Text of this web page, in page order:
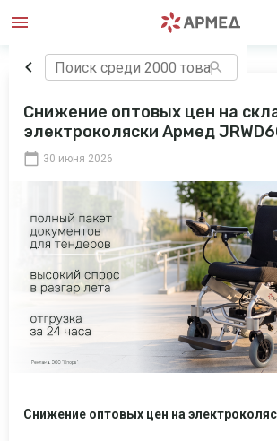
Снижение оптовых цен на
электроколяски Армед
30 июня 2026
Снижение оптовых цен на